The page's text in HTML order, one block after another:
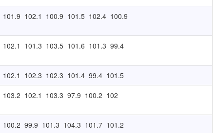
101.9 102.1 100.9 101.5 102.4 100.9
102.1 101.3 103.5 101.6 101.3 99.4
102.1 102.3 102.3 101.4 99.4 101.5
103.2 102.1 103.3 97.9 100.2 102
100.2 99.9 101.3 104.3 101.7 101.2